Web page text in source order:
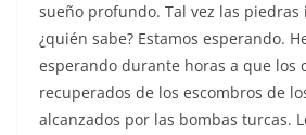
sueño profundo. Tal vez las piedras
¿quién sabe? Estamos esperando.
esperando durante horas a que los
recuperados de los escombros de
alcanzados por las bombas turcas.